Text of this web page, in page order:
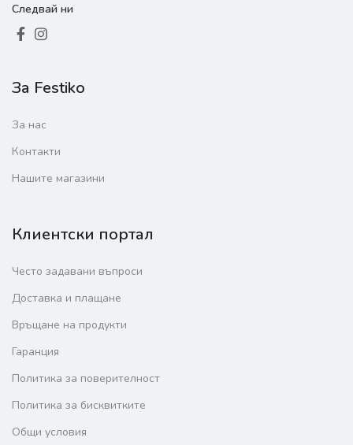
Следвай ни
За Festiko
За нас
Контакти
Нашите магазини
Клиентски портал
Често задавани въпроси
Доставка и плащане
Връщане на продукти
Гаранция
Политика за поверителност
Политика за бисквитките
Общи условия